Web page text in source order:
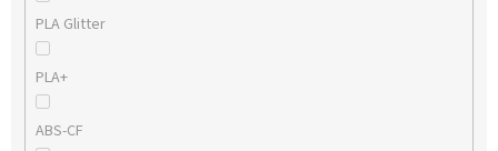
PLA Glitter
PLA+
ABS-CF